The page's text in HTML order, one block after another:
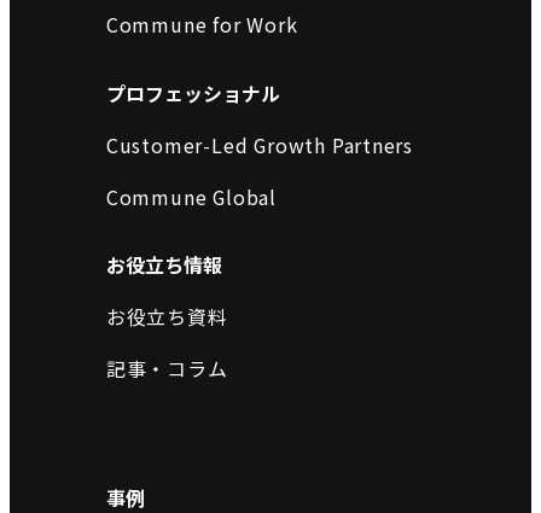
Commune for Work
プロフェッショナル
Customer-Led Growth Partners
Commune Global
お役立ち情報
お役立ち資料
記事・コラム
事例